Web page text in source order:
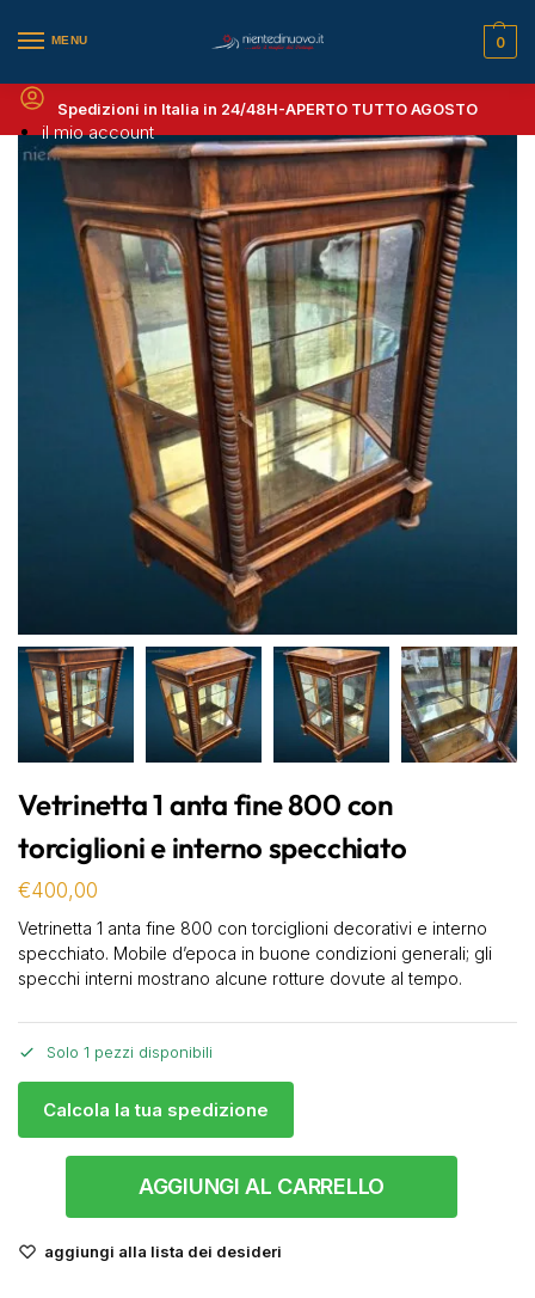
MENU
il mio account
0
Spedizioni in Italia in 24/48H-APERTO TUTTO AGOSTO
Vetrinetta 1 anta fine 800 con
torciglioni e interno specchiato
€400,00
Vetrinetta 1 anta fine 800 con torciglioni decorativi e interno
specchiato. Mobile d’epoca in buone condizioni generali; gli
specchi interni mostrano alcune rotture dovute al tempo.
Solo 1 pezzi disponibili
Calcola la tua spedizione
AGGIUNGI AL CARRELLO
aggiungi alla lista dei desideri